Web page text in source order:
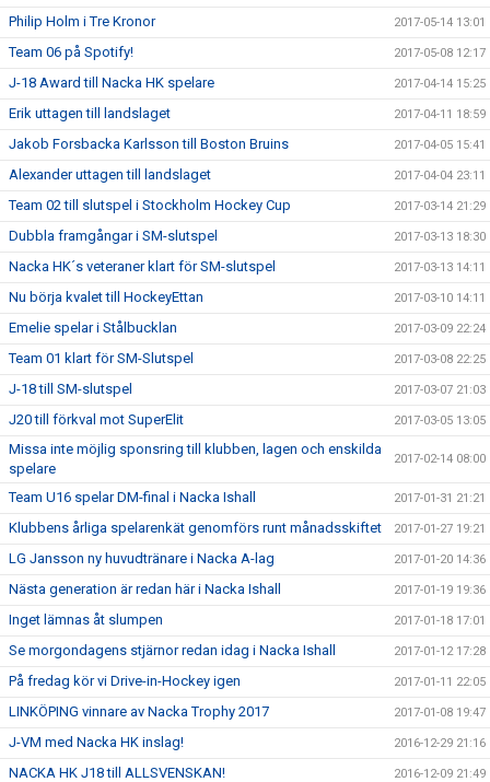
Philip Holm i Tre Kronor 2017-05-14 13:01
Team 06 på Spotify! 2017-05-08 12:17
J-18 Award till Nacka HK spelare 2017-04-14 15:25
Erik uttagen till landslaget 2017-04-11 18:59
Jakob Forsbacka Karlsson till Boston Bruins 2017-04-05 15:41
Alexander uttagen till landslaget 2017-04-04 23:11
Team 02 till slutspel i Stockholm Hockey Cup 2017-03-14 21:29
Dubbla framgångar i SM-slutspel 2017-03-13 18:30
Nacka HK´s veteraner klart för SM-slutspel 2017-03-13 14:11
Nu börja kvalet till HockeyEttan 2017-03-10 14:11
Emelie spelar i Stålbucklan 2017-03-09 22:24
Team 01 klart för SM-Slutspel 2017-03-08 22:25
J-18 till SM-slutspel 2017-03-07 21:03
J20 till förkval mot SuperElit 2017-03-05 13:05
Missa inte möjlig sponsring till klubben, lagen och enskilda
spelare
2017-02-14 08:00
Team U16 spelar DM-final i Nacka Ishall 2017-01-31 21:21
Klubbens årliga spelarenkät genomförs runt månadsskiftet 2017-01-27 19:21
LG Jansson ny huvudtränare i Nacka A-lag 2017-01-20 14:36
Nästa generation är redan här i Nacka Ishall 2017-01-19 19:36
Inget lämnas åt slumpen 2017-01-18 17:01
Se morgondagens stjärnor redan idag i Nacka Ishall 2017-01-12 17:28
På fredag kör vi Drive-in-Hockey igen 2017-01-11 22:05
LINKÖPING vinnare av Nacka Trophy 2017 2017-01-08 19:47
J-VM med Nacka HK inslag! 2016-12-29 21:16
NACKA HK J18 till ALLSVENSKAN! 2016-12-09 21:49